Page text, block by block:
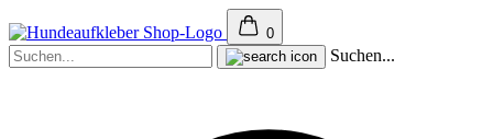
0
Suchen...